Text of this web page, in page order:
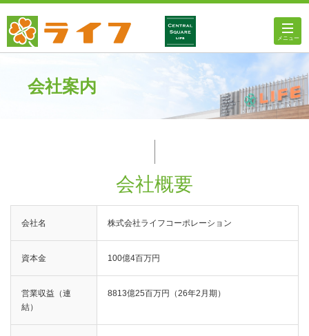
会社案内
会社概要
会社名 株式会社ライフコーポレーション
資本金 100億4百万円
営業収益（連
結）
8813億25百万円（26年2月期）